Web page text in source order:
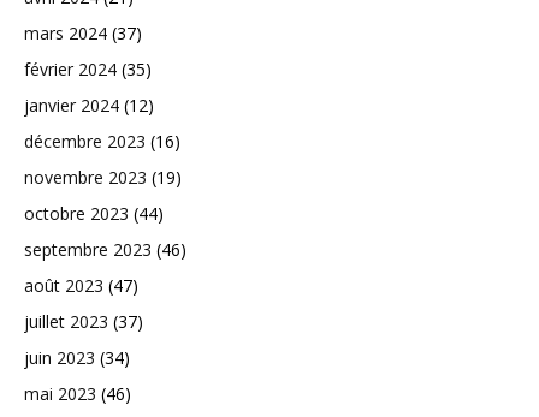
mars 2024 (37)
février 2024 (35)
janvier 2024 (12)
décembre 2023 (16)
novembre 2023 (19)
octobre 2023 (44)
septembre 2023 (46)
août 2023 (47)
juillet 2023 (37)
juin 2023 (34)
mai 2023 (46)